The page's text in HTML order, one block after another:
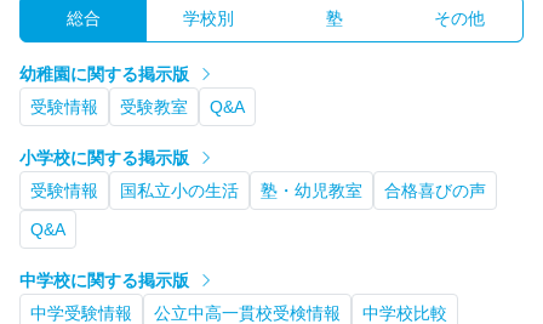
総合 学校別 塾 その他
幼稚園に関する掲示版
受験情報
受験教室 Q&A
小学校に関する掲示版
受験情報
国私立小の生活 塾・幼児教室
合格喜びの声
Q&A
中学校に関する掲示版
中学受験情報
公立中高一貫校受検情報
中学校比較